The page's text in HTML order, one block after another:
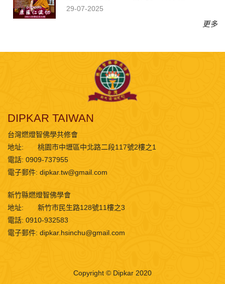
29-07-2025
更多
DIPKAR TAIWAN
台灣燃燈智佛學共修會
地址:
桃園市中壢區中北路二段117號2樓之1
電話: 0909-737955
電子郵件: dipkar.tw@gmail.com
新竹縣燃燈智佛學會
地址:
新竹市民生路128號11樓之3
電話: 0910-932583
電子郵件: dipkar.hsinchu@gmail.com
Copyright © Dipkar 2020